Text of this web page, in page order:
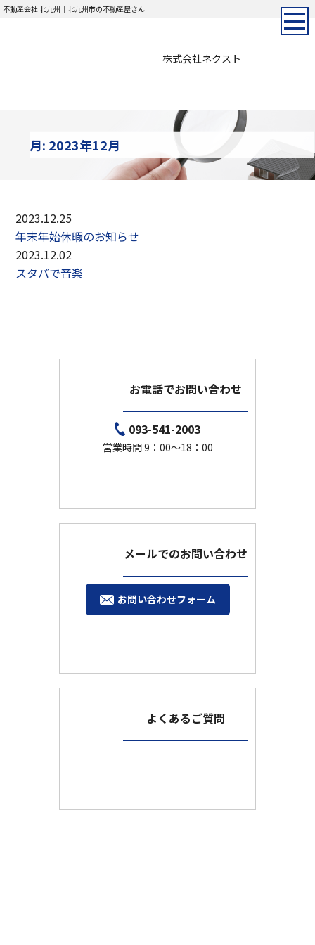
不動産会社 北九州｜北九州市の不動産屋さん
株式会社ネクスト
月: 2023年12月
2023.12.25
年末年始休暇のお知らせ
2023.12.02
スタバで音楽
お電話でお問い合わせ
093-541-2003
営業時間 9：00～18：00
メールでのお問い合わせ
お問い合わせフォーム
よくあるご質問